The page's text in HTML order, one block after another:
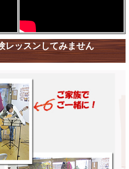
レッスンしてみません